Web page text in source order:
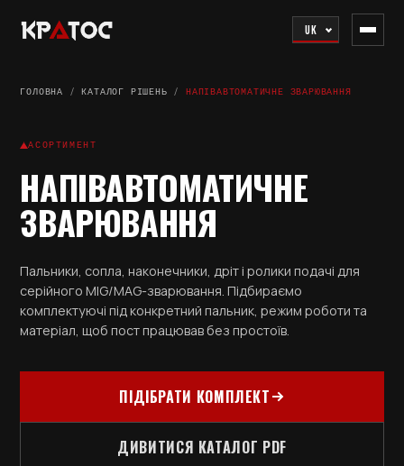
UK
ГОЛОВНА /КАТАЛОГ РІШЕНЬ /НАПІВАВТОМАТИЧНЕ ЗВАРЮВАННЯ
АСОРТИМЕНТ
НАПІВАВТОМАТИЧНЕ
ЗВАРЮВАННЯ
Пальники, сопла, наконечники, дріт і ролики подачі для
серійного MIG/MAG-зварювання. Підбираємо
комплектуючі під конкретний пальник, режим роботи та
матеріал, щоб пост працював без простоїв.
ПІДІБРАТИ КОМПЛЕКТ
ДИВИТИСЯ КАТАЛОГ PDF